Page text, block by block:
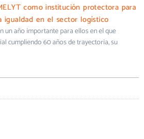
como institución protectora para
en el sector logístico
un año importante para ellos en el que
cumpliendo 60 años de trayectoria, su